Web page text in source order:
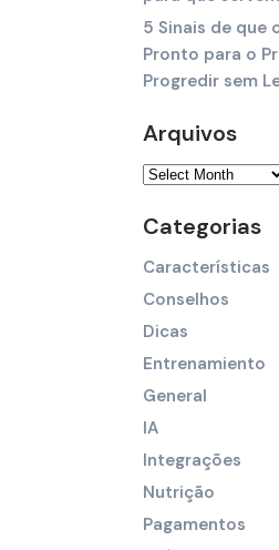
5 Sinais de que
Pronto para o
Progredir sem
Arquivos
Categorias
Características
Conselhos
Dicas
Entrenamiento
General
IA
Integrações
Nutrição
Pagamentos